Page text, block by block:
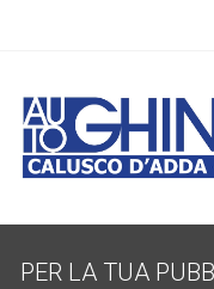
PER LA TUA